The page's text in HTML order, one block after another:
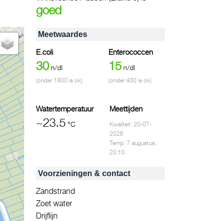
goed
Meetwaardes
E.coli
30 n/dl
(onder 1800 is ok)
Enterococcen
15 n/dl
(onder 400 is ok)
Watertemperatuur
~23.5 °C
Meettijden
Kwaliteit: 20-07-
2026
Temp: 7 augustus,
20:10
Voorzieningen & contact
Zandstrand
Zoet water
Drijflijn